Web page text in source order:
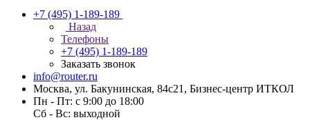
+7 (495) 1-189-189
Назад
Телефоны
+7 (495) 1-189-189
Заказать звонок
info@router.ru
Москва, ул. Бакунинская, 84с21, Бизнес-центр ИТКОЛ
Пн - Пт: с 9:00 до 18:00
Cб - Вс: выходной